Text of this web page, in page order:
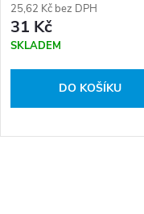
25,62 Kč bez DPH
31 Kč
SKLADEM
DO KOŠÍKU